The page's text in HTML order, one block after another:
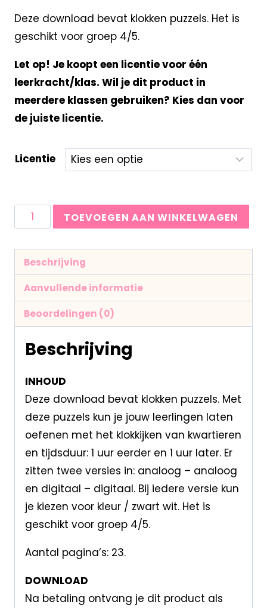
Deze download bevat klokken puzzels. Het is
geschikt voor groep 4/5.
Let op! Je koopt een licentie voor één
leerkracht/klas. Wil je dit product in
meerdere klassen gebruiken? Kies dan voor
de juiste licentie.
Licentie
TOEVOEGEN AAN WINKELWAGEN
Beschrijving
Aanvullende informatie
Beoordelingen (0)
Beschrijving
INHOUD
Deze download bevat klokken puzzels. Met
deze puzzels kun je jouw leerlingen laten
oefenen met het klokkijken van kwartieren
en tijdsduur: 1 uur eerder en 1 uur later. Er
zitten twee versies in: analoog – analoog
en digitaal – digitaal. Bij iedere versie kun
je kiezen voor kleur / zwart wit. Het is
geschikt voor groep 4/5.
Aantal pagina’s: 23.
DOWNLOAD
Na betaling ontvang je dit product als